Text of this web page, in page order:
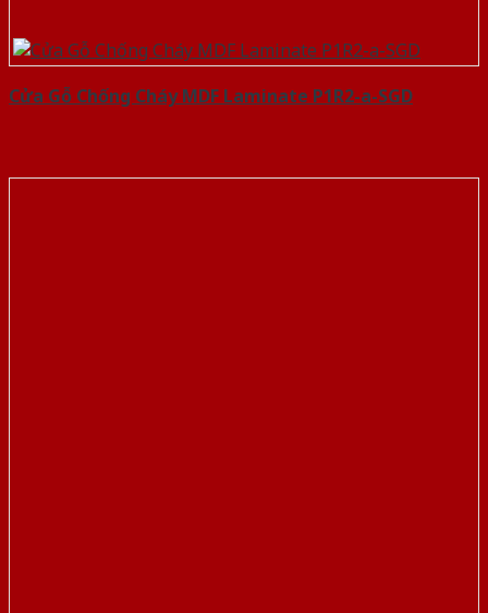
Cửa Gỗ Chống Cháy MDF Laminate P1R2-a-SGD